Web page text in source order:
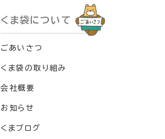
くま袋について
ごあいさつ
くま袋の取り組み
会社概要
お知らせ
くまブログ